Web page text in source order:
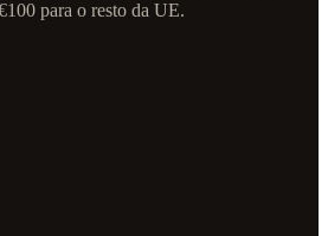
para o resto da UE.